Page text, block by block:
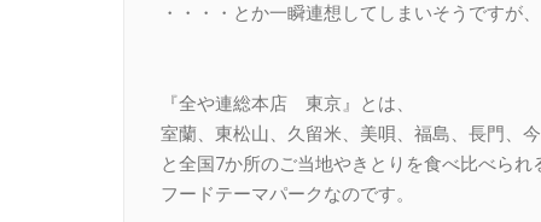
・・・・とか一瞬連想してしまいそうですが、
『全や連総本店 東京』とは、
室蘭、東松山、久留米、美唄、福島、長門、
と全国7か所のご当地やきとりを食べ比べられ
フードテーマパークなのです。